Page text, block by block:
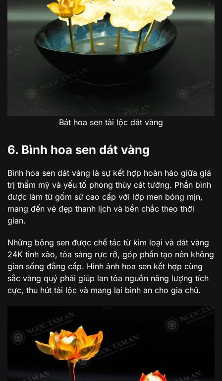
Bát hoa sen tài lộc dát vàng
6. Bình hoa sen dát vàng
Bình hoa sen dát vàng là sự kết hợp hoàn hảo giữa giá
trị thẩm mỹ và yếu tố phong thủy cát tường. Phần bình
được làm từ gốm sứ cao cấp với lớp men bóng mịn,
mang đến vẻ đẹp thanh lịch và bền chắc theo thời
gian.
Những bông sen được chế tác từ kim loại và dát vàng
24K tinh xảo, tỏa sáng rực rỡ, góp phần tạo nên không
gian sống đẳng cấp. Hình ảnh hoa sen kết hợp cùng
sắc vàng quý phái giúp lan tỏa nguồn năng lượng tích
cực, thu hút tài lộc và mang lại bình an cho gia chủ.